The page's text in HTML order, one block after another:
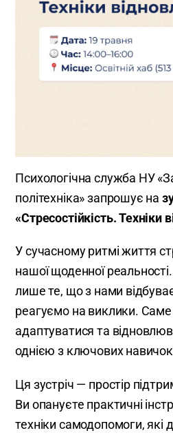
Психологічна служба НУ
політехніка» запрошує на
«Стресостійкість. Техніки
У сучасному ритмі життя
нашої щоденної
лише те, що з нами
реагуємо на виклики. Саме
адаптуватися та
однією з ключових
Ця зустріч — простір
Ви опануєте практичні
техніки самодопомоги,